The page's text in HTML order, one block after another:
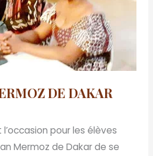
DE DAKAR
pour les élèves
Mermoz de Dakar de se